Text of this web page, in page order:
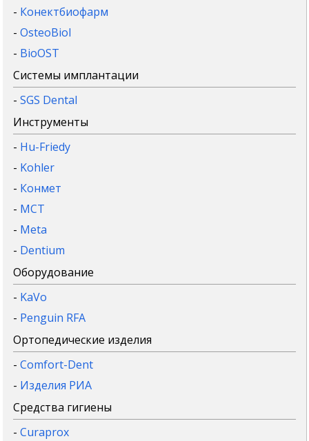
- Конектбиофарм
-OsteoBiol
- BioOST
Системы имплантации
-SGS Dental
Инструменты
- Hu-Friedy
- Kohler
- Конмет
- MCT
- Meta
- Dentium
Оборудование
- KaVo
- Penguin RFA
Ортопедические изделия
-Comfort-Dent
- Изделия РИА
Средства гигиены
-Curaprox